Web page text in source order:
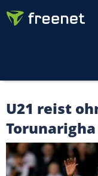
U21 reist